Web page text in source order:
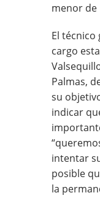
menor de
El técnico
cargo
Palmas,
su
indicar
intentar
posible
la